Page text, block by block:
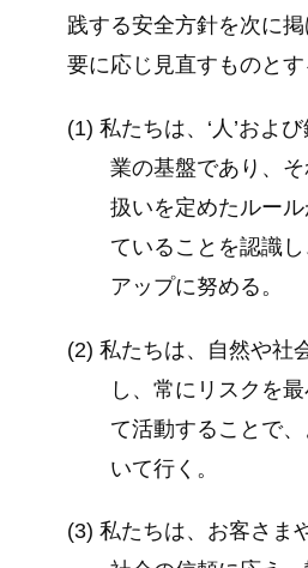
践する安全方針を次に
要に応じ見直すものとす
(1) 私たちは、‘人’およ
業の基盤であり、
扱いを定めたルー
ていることを認識
アップに努める。
(2) 私たちは、自然や社
し、常にリスクを
て活動することで
いて行く。
(3) 私たちは、お客さま